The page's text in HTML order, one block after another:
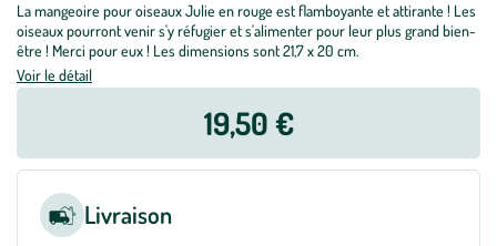
La mangeoire pour oiseaux Julie en rouge est flamboyante et attirante ! Les
oiseaux pourront venir s'y réfugier et s'alimenter pour leur plus grand bien-
être ! Merci pour eux ! Les dimensions sont 21,7 x 20 cm.
Voir le détail
19,50 €
Livraison